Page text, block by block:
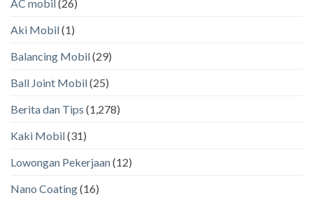
AC mobil(26)
Aki Mobil(1)
Balancing Mobil(29)
Ball Joint Mobil(25)
Berita dan Tips (1,278)
Kaki Mobil(31)
Lowongan Pekerjaan(12)
Nano Coating(16)